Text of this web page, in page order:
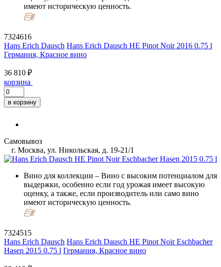
имеют историческую ценность.
7324616
Hans Erich Dausch Hans Erich Dausch HE Pinot Noir 2016 0.75 l
Германия, Красное вино
36 810 ₽
корзина
в корзину
Самовывоз
г. Москва, ул. Никольская, д. 19-21/1
Вино для коллекции – Вино с высоким потенциалом для
выдержки, особенно если год урожая имеет высокую
оценку, а также, если производитель или само вино
имеют историческую ценность.
7324515
Hans Erich Dausch Hans Erich Dausch HE Pinot Noir Eschbacher
Hasen 2015 0.75 l Германия, Красное вино